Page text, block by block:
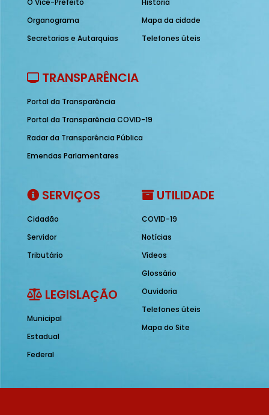
Organograma
Secretarias e Autarquias
Mapa da cidade
Telefones úteis
TRANSPARÊNCIA
Portal da Transparência
Portal da Transparência COVID-19
Radar da Transparência Pública
Emendas Parlamentares
SERVIÇOS
Cidadão
Servidor
Tributário
LEGISLAÇÃO
Municipal
Estadual
Federal
UTILIDADE
COVID-19
Notícias
Vídeos
Glossário
Ouvidoria
Telefones úteis
Mapa do Site